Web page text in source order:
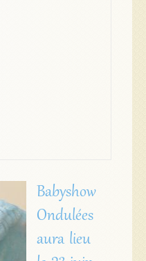
Babyshow
Ondulées
aura lieu